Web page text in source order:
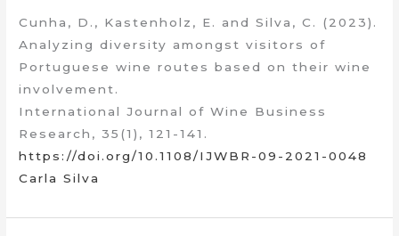
Cunha, D., Kastenholz, E. and Silva, C. (2023).
Analyzing diversity amongst visitors of
Portuguese wine routes based on their wine
involvement.
International Journal of Wine Business
Research, 35(1), 121-141.
https://doi.org/10.1108/IJWBR-09-2021-0048
Carla Silva